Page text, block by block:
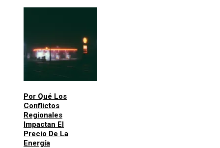
Por Qué Los
Conflictos
Regionales
Impactan El
Precio De La
Energía